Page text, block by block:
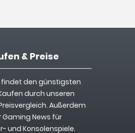
& Preise
findet den günstigsten
durch unseren
Außerdem
Gaming News für
und Konsolenspiele.